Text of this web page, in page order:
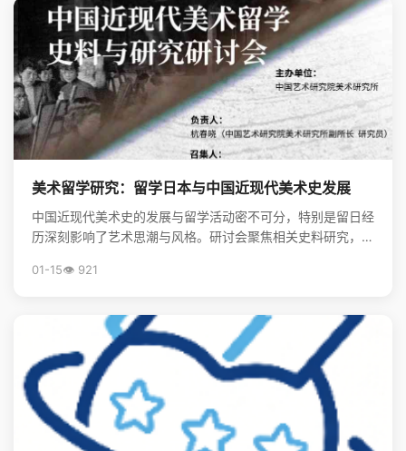
美术留学研究：留学日本与中国近现代美术史发展
中国近现代美术史的发展与留学活动密不可分，特别是留日经
历深刻影响了艺术思潮与风格。研讨会聚焦相关史料研究，揭
01-15👁️ 921